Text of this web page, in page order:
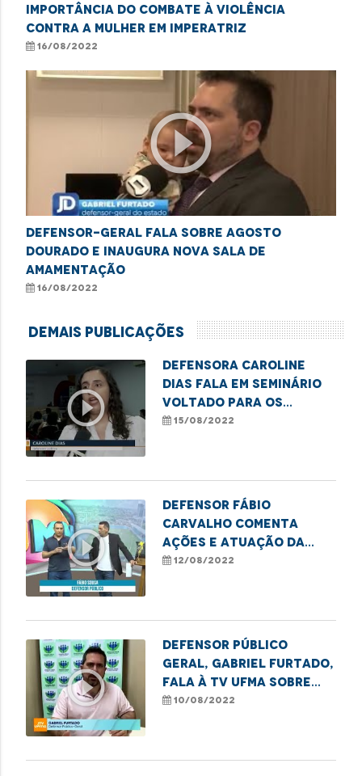
importância do combate à violência
contra a mulher em Imperatriz
16/08/2022
play_circle_outline
DEFENSOR-GERAL FALA SOBRE AGOSTO
DOURADO E INAUGURA NOVA SALA DE
AMAMENTAÇÃO
16/08/2022
Demais Publicações
play_circle_outline
Defensora Caroline
Dias fala em seminário
voltado para os
direitos das mulheres
15/08/2022
play_circle_outline
Defensor Fábio
Carvalho comenta
ações e atuação da
DPE-MA em Imperatriz
12/08/2022
play_circle_outline
Defensor Público
Geral, Gabriel Furtado,
fala à TV UFMA sobre
campanhas de incentivo
Maranhão
10/08/2022